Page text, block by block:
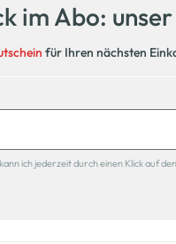
im Abo:
für Ihren nächsten
ich jederzeit durch einen Klick auf